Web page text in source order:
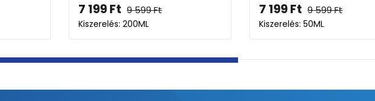
7 919Ft 10 559Ft
Kiszerelés: 50ML
7 199Ft 9 599Ft
Kiszerelés: 50ML